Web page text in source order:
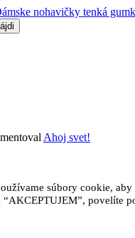
nohavičky tenká
Ahoj svet!
súbory cookie,
povelíte